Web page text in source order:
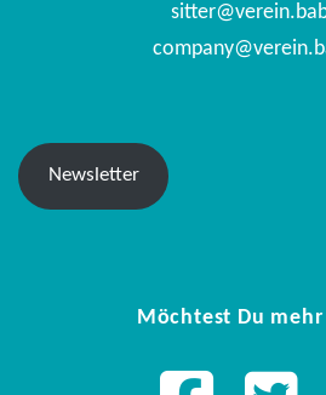
Newsletter
Möchtest Du mehr